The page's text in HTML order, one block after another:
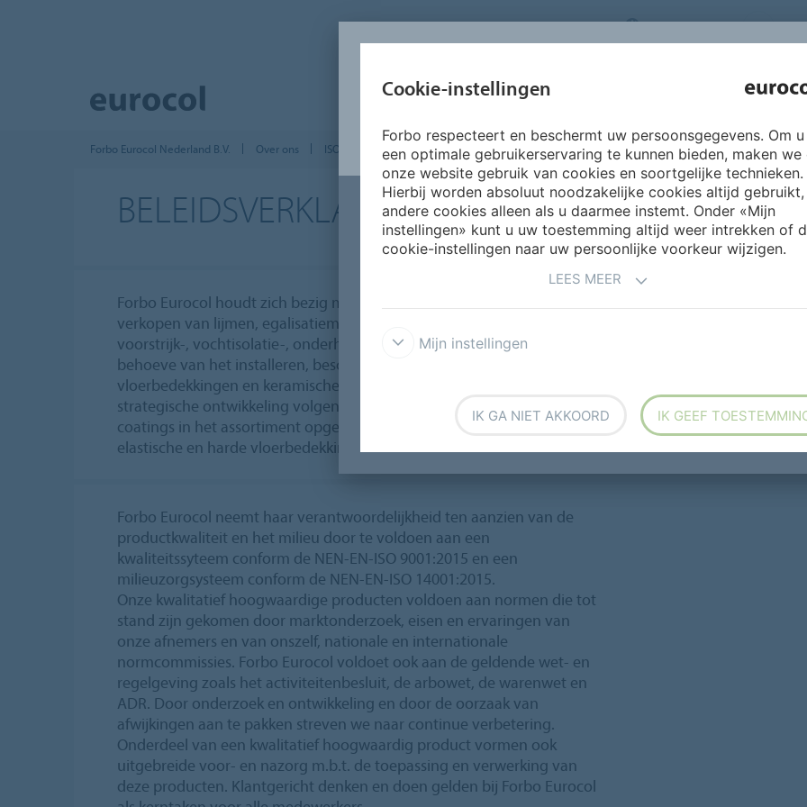
NEDERLANDS
OVER ONS PRODUCTEN
INSPIRATIE &
REFERENTIES
Forbo Eurocol Nederland B.V. Over ons ISO 14001
BELEIDSVERKLARING
Forbo Eurocol houdt zich bezig met het ontwikkelen, produceren en
verkopen van lijmen, egalisatiemiddelen, voegmiddelen, lasdraad,
voorstrijk-, vochtisolatie-, onderhoudsproducten en laksystemen ten
behoeve van het installeren, beschermen en onderhouden van
vloerbedekkingen en keramische wand- en vloertegels. Een
strategische ontwikkeling volgend, zijn er ook functionele- en design
coatings in het assortiment opgenomen, als alternatieven voor
elastische en harde vloerbedekkingen.
Forbo Eurocol neemt haar verantwoordelijkheid ten aanzien van de
productkwaliteit en het milieu door te voldoen aan een
kwaliteitssyteem conform de NEN-EN-ISO 9001:2015 en een
milieuzorgsysteem conform de NEN-EN-ISO 14001:2015.
Onze kwalitatief hoogwaardige producten voldoen aan normen die tot
stand zijn gekomen door marktonderzoek, eisen en ervaringen van
onze afnemers en van onszelf, nationale en internationale
normcommissies. Forbo Eurocol voldoet ook aan de geldende wet- en
regelgeving zoals het activiteitenbesluit, de arbowet, de warenwet en
ADR. Door onderzoek en ontwikkeling en door de oorzaak van
afwijkingen aan te pakken streven we naar continue verbetering.
Onderdeel van een kwalitatief hoogwaardig product vormen ook
uitgebreide voor- en nazorg m.b.t. de toepassing en verwerking van
deze producten. Klantgericht denken en doen gelden bij Forbo Eurocol
Cookie-instellingen
Forbo respecteert en beschermt uw persoonsgegevens. Om u
een optimale gebruikerservaring te kunnen bieden, maken we
onze website gebruik van cookies en soortgelijke technieken.
Hierbij worden absoluut noodzakelijke cookies altijd gebruikt,
andere cookies alleen als u daarmee instemt. Onder «Mijn
instellingen» kunt u uw toestemming altijd weer intrekken of
cookie-instellingen naar uw persoonlijke voorkeur wijzigen.
LEES MEER
Mijn instellingen
IK GA NIET AKKOORD IK GEEF